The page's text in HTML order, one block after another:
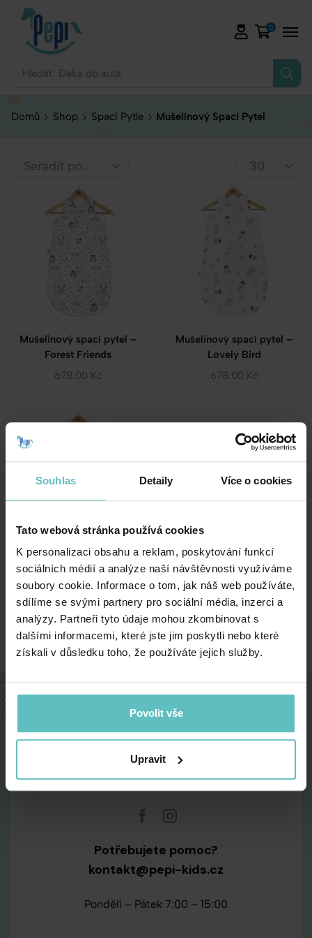
Souhlas Detaily Více o cookies
Tato webová stránka používá cookies
K personalizaci obsahu a reklam, poskytování funkcí
sociálních médií a analýze naší návštěvnosti využíváme
soubory cookie. Informace o tom, jak náš web používáte,
sdílíme se svými partnery pro sociální média, inzerci a
analýzy. Partneři tyto údaje mohou zkombinovat s
dalšími informacemi, které jste jim poskytli nebo které
získali v důsledku toho, že používáte jejich služby.
Povolit vše
Upravit
Hledat: Deka do auta
0
Domů Shop Spací Pytle Mušelínový Spací Pytel
Mušelinový spací pytel –
Forest Friends
678.00 Kč
Mušelinový spací pytel –
Lovely Bird
678.00 Kč
Mušelinový spací pytel –
Summer Wind
678.00Kč
Potřebujete pomoc?
kontakt@pepi-kids.cz
Pondělí – Pátek 7:00 – 15:00